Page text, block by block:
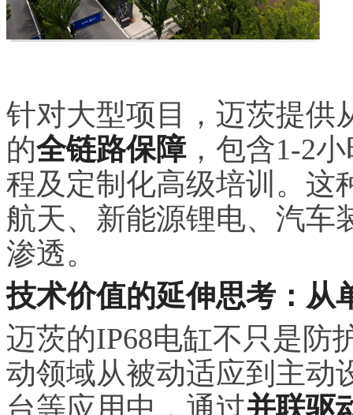
针对大型项目，迈茨提供
的全链路保障，包含1-2
程及定制化高级培训。这
航天、新能源锂电、汽车
渗透。
技术价值的延伸思考：从
迈茨的IP68电缸不只是防
动领域从被动适应到主动
台等应用中，通过并联驱